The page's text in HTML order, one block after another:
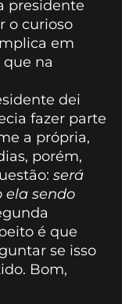
presidente
o curioso
em
que na
dei
fazer parte
a própria,
porém,
será
ela sendo
é que
se isso
Bom,